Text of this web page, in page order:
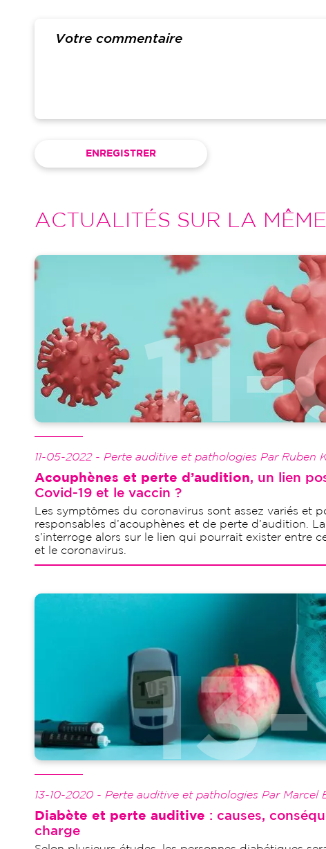
ACTUALITÉS SUR LA
Image
11-05-2022 - Perte auditive et pathologies Par Ruben
Acouphènes et perte d’audition, un lien
Covid-19 et le vaccin ?
Les symptômes du coronavirus sont assez variés et
responsables d’acouphènes et de perte d’audition.
s’interroge alors sur le lien qui pourrait exister entre
et le coronavirus.
Image
13-10-2020 - Perte auditive et pathologies Par Marcel
Diabète et perte auditive : causes,
charge